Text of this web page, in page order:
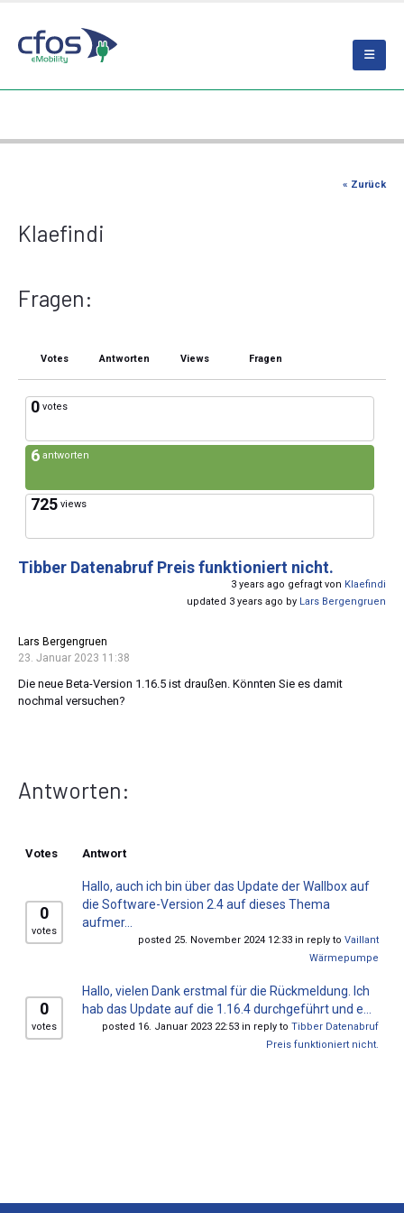
« Zurück
Klaefindi
Fragen:
Votes Antworten Views Fragen
0 votes
6 antworten
725 views
Tibber Datenabruf Preis funktioniert nicht.
3 years ago gefragt von Klaefindi
updated 3 years ago by Lars Bergengruen
Lars Bergengruen
23. Januar 2023 11:38
Die neue Beta-Version 1.16.5 ist draußen. Könnten Sie es damit
nochmal versuchen?
Antworten:
Votes Antwort
0
votes
Hallo, auch ich bin über das Update der Wallbox auf
die Software-Version 2.4 auf dieses Thema
aufmer...
posted 25. November 2024 12:33 in reply to Vaillant
Wärmepumpe
0
votes
Hallo, vielen Dank erstmal für die Rückmeldung. Ich
hab das Update auf die 1.16.4 durchgeführt und e...
posted 16. Januar 2023 22:53 in reply to Tibber Datenabruf
Preis funktioniert nicht.